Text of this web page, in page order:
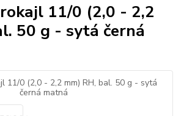
rokajl 11/0 (2,0 - 2,2
50 g - sytá černá